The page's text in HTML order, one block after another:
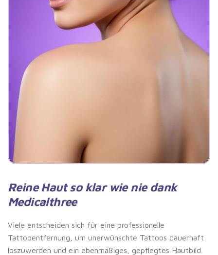
Reine Haut so klar wie nie dank
Medicalthree
Viele entscheiden sich für eine professionelle
Tattooentfernung, um unerwünschte Tattoos dauerhaft
loszuwerden und ein ebenmäßiges, gepflegtes Hautbild